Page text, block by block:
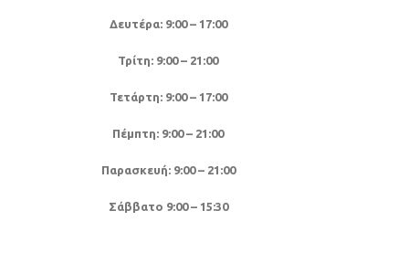
Δευτέρα: 9:00 – 17:00
Τρίτη: 9:00 – 21:00
Τετάρτη: 9:00 – 17:00
Πέμπτη: 9:00 – 21:00
Παρασκευή: 9:00 – 21:00
Σάββατο 9:00 – 15:30